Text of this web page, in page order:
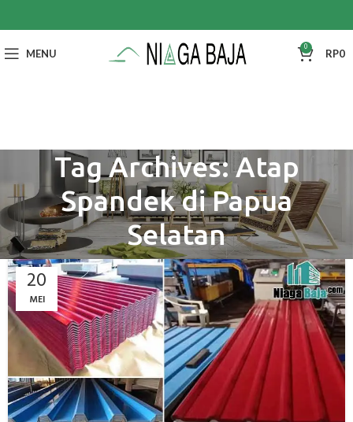
MENU 0 RP0
Tag Archives: Atap
Spandek di Papua
Selatan
20
MEI